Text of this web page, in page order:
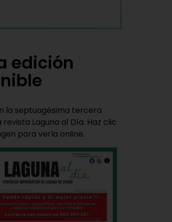
edición
la septuagésima tercera
revista Laguna al Día. Haz clic
para verla online.